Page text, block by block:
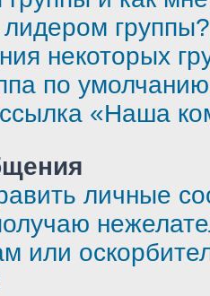
лидером группы?
некоторых
по
«Наша
личные
или